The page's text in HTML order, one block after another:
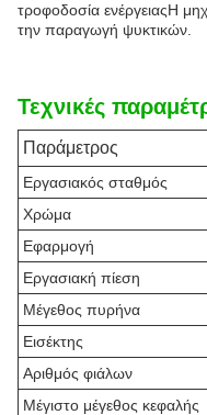
τροφοδοσία ενέργειαςΗ
την παραγωγή ψυκτικών.
Τεχνικές
Παράμετρος
Εργασιακός σταθμός
Χρώμα
Εφαρμογή
Εργασιακή πίεση
Μέγεθος πυρήνα
Εισέκτης
Αριθμός φιάλων
Μέγιστο μέγεθος κεφαλής